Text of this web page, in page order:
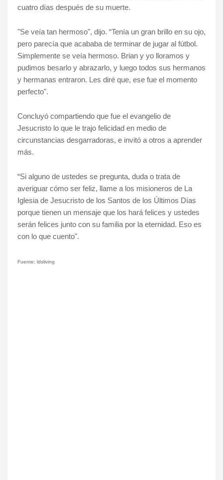
cuatro días después de su muerte.
"Se veía tan hermoso", dijo. “Tenía un gran brillo en su ojo,
pero parecía que acababa de terminar de jugar al fútbol.
Simplemente se veía hermoso. Brian y yo lloramos y
pudimos besarlo y abrazarlo, y luego todos sus hermanos
y hermanas entraron. Les diré que, ese fue el momento
perfecto".
Concluyó compartiendo que fue el evangelio de
Jesucristo lo que le trajo felicidad en medio de
circunstancias desgarradoras, e invitó a otros a aprender
más.
“Si alguno de ustedes se pregunta, duda o trata de
averiguar cómo ser feliz, llame a los misioneros de La
Iglesia de Jesucristo de los Santos de los Últimos Días
porque tienen un mensaje que los hará felices y ustedes
serán felices junto con su familia por la eternidad. Eso es
con lo que cuento".
Fuente: ldsliving